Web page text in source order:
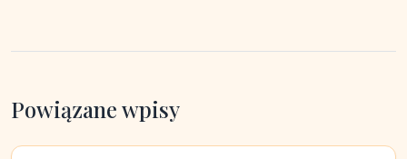
Powiązane wpisy